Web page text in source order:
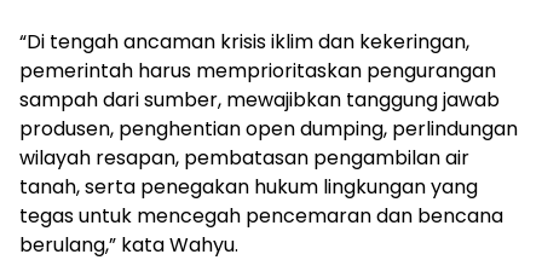
“Di tengah ancaman krisis iklim dan kekeringan,
pemerintah harus memprioritaskan pengurangan
sampah dari sumber, mewajibkan tanggung jawab
produsen, penghentian open dumping, perlindungan
wilayah resapan, pembatasan pengambilan air
tanah, serta penegakan hukum lingkungan yang
tegas untuk mencegah pencemaran dan bencana
berulang,” kata Wahyu.